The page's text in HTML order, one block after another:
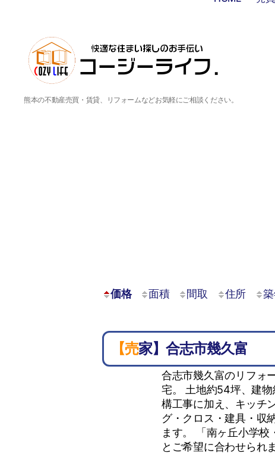
熊本の不動産売買・賃貸、リフォームなどお気軽にご相談ください。
価格 面積 間取 住所 築
【売家】合志市幾久富
合志市幾久富のリフォ
宅。 土地約54坪、建
構工事に加え、キッチ
グ・クロス・建具・収
ます。 「南ヶ丘小学
とご希望に合わせられ